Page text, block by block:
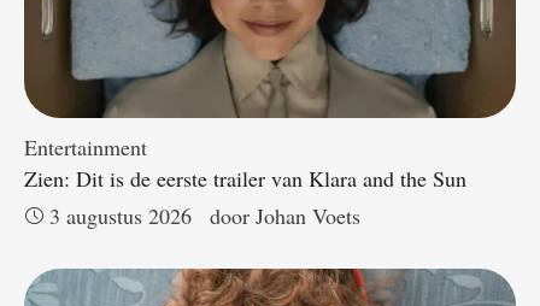
Entertainment
Zien: Dit is de eerste trailer van Klara and the Sun
3 augustus 2026
door Johan Voets